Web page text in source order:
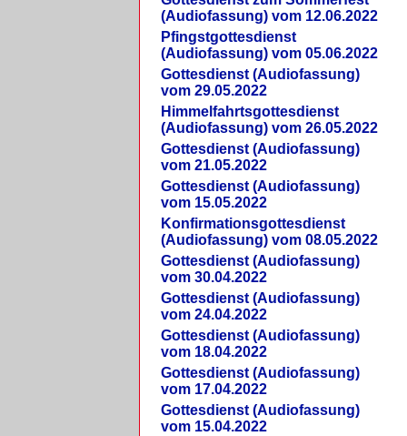
(Audiofassung) vom 12.06.2022
Pfingstgottesdienst
(Audiofassung) vom 05.06.2022
Gottesdienst (Audiofassung)
vom 29.05.2022
Himmelfahrtsgottesdienst
(Audiofassung) vom 26.05.2022
Gottesdienst (Audiofassung)
vom 21.05.2022
Gottesdienst (Audiofassung)
vom 15.05.2022
Konfirmationsgottesdienst
(Audiofassung) vom 08.05.2022
Gottesdienst (Audiofassung)
vom 30.04.2022
Gottesdienst (Audiofassung)
vom 24.04.2022
Gottesdienst (Audiofassung)
vom 18.04.2022
Gottesdienst (Audiofassung)
vom 17.04.2022
Gottesdienst (Audiofassung)
vom 15.04.2022